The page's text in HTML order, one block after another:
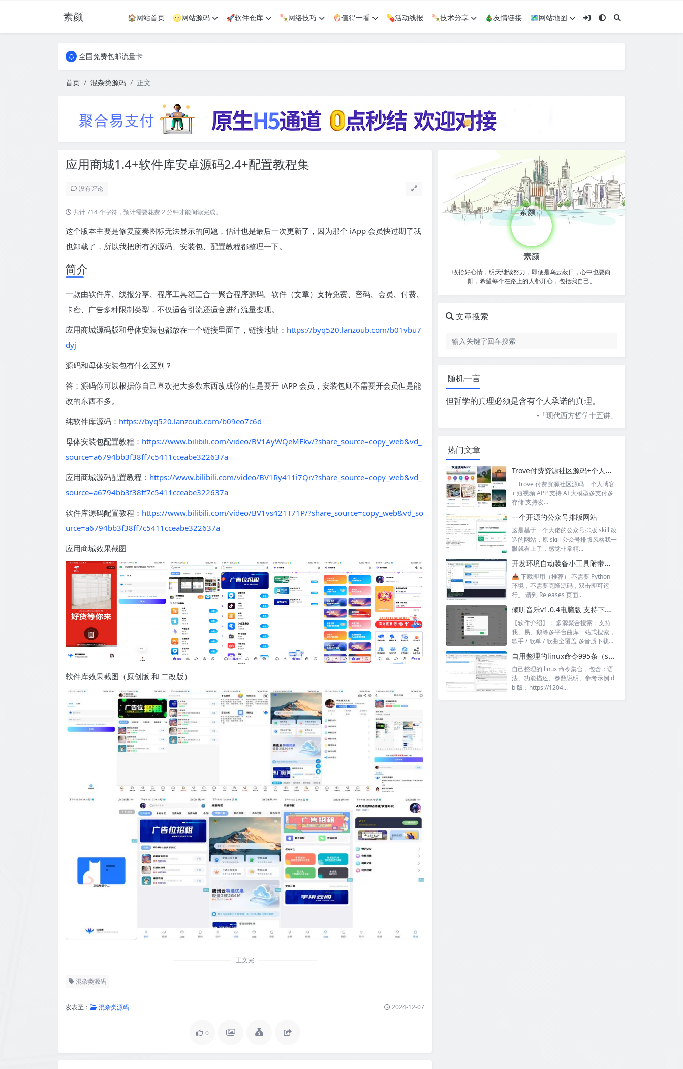
素颜 🏠网站首页 🌝网站源码 🚀软件仓库 🍡网络技巧 🍿值得一看 💊活动线报 🍡技术分享 🎄友情链接
🗺网站地图
全国免费包邮流量卡
全国免费包邮流量卡
首页
混杂类源码 正文
应用商城1.4+软件库安卓源码2.4+配置教程集
没有评论
共计 714 个字符，预计需要花费 2 分钟才能阅读完成。
这个版本主要是修复蓝奏图标无法显示的问题，估计也是最后一次更新了，因为那个 iApp 会员快过期了我
也卸载了，所以我把所有的源码、安装包、配置教程都整理一下。
简介
一款由软件库、线报分享、程序工具箱三合一聚合程序源码。软件（文章）支持免费、密码、会员、付费、
卡密、广告多种限制类型，不仅适合引流还适合进行流量变现。
应用商城源码版和母体安装包都放在一个链接里面了，链接地址： https://byq520.lanzoub.com/b01vbu7
dyj
源码和母体安装包有什么区别？
答：源码你可以根据你自己喜欢把大多数东西改成你的但是要开 iAPP 会员，安装包则不需要开会员但是能
改的东西不多。
纯软件库源码： https://byq520.lanzoub.com/b09eo7c6d
母体安装包配置教程： https://www.bilibili.com/video/BV1AyWQeMEkv/?share_source=copy_web&vd_
source=a6794bb3f38ff7c5411cceabe322637a
应用商城源码配置教程： https://www.bilibili.com/video/BV1Ry411i7Qr/?share_source=copy_web&vd_
source=a6794bb3f38ff7c5411cceabe322637a
软件库源码配置教程： https://www.bilibili.com/video/BV1vs421T71P/?share_source=copy_web&vd_so
urce=a6794bb3f38ff7c5411cceabe322637a
应用商城效果截图
软件库效果截图（原创版 和 二改版）
正文完
混杂类源码
发表至： 混杂类源码 2024-12-07
0
素颜
收拾好心情，明天继续努力，即便是乌云蔽日，心中也要向
阳，希望每个在路上的人都开心，包括我自己。
文章搜索
随机一言
但哲学的真理必须是含有个人承诺的真理。
-「现代西方哲学十五讲 」
热门文章
Trove付费资源社区源码+个人博客+短视频 APP 支持AI大模型多支付多存储
Trove 付费资源社区源码 + 个人博客
+ 短视频 APP 支持 AI 大模型多支付多
存储 支持发...
一个开源的公众号排版网站
这是基于一个大佬的公众号排版 skill 改
造的网站，原 skill 公众号排版风格我一
眼就看上了，感觉非常精...
开发环境自动装备小工具附带源码
📥 下载即用（推荐） 不需要 Python
环境，不需要克隆源码，双击即可运
行。 请到 Releases 页面...
倾听音乐v1.0.4电脑版 支持下载无损音质 可听可下有歌词
【软件介绍】： 多源聚合搜索：支持
我、易、鹅等多平台曲库一站式搜索，
歌手 / 歌单 / 歌曲全覆盖 多音质下载...
自用整理的linux命令995条（sql+excel）
自己整理的 linux 命令集合，包含：语
法、功能描述、参数说明、参考示例 d
b 版：https://1204...